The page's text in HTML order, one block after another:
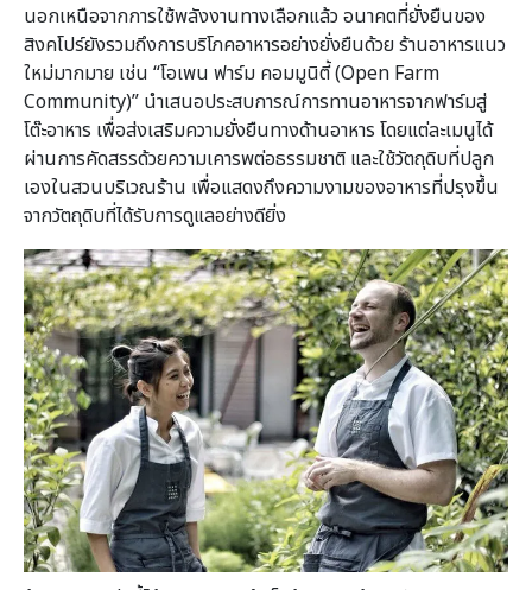
นอกเหนือจากการใช้พลังงานทางเลือกแล้ว อนาคตที่ยั่งยืนของ
สิงคโปร์ยังรวมถึงการบริโภคอาหารอย่างยั่งยืนด้วย ร้านอาหารแนว
ใหม่มากมาย เช่น “โอเพน ฟาร์ม คอมมูนิตี้ (Open Farm
Community)” นำเสนอประสบการณ์การทานอาหารจากฟาร์มสู่
โต๊ะอาหาร เพื่อส่งเสริมความยั่งยืนทางด้านอาหาร โดยแต่ละเมนูได้
ผ่านการคัดสรรด้วยความเคารพต่อธรรมชาติ และใช้วัตถุดิบที่ปลูก
เองในสวนบริเวณร้าน เพื่อแสดงถึงความงามของอาหารที่ปรุงขึ้น
จากวัตถุดิบที่ได้รับการดูแลอย่างดียิ่ง